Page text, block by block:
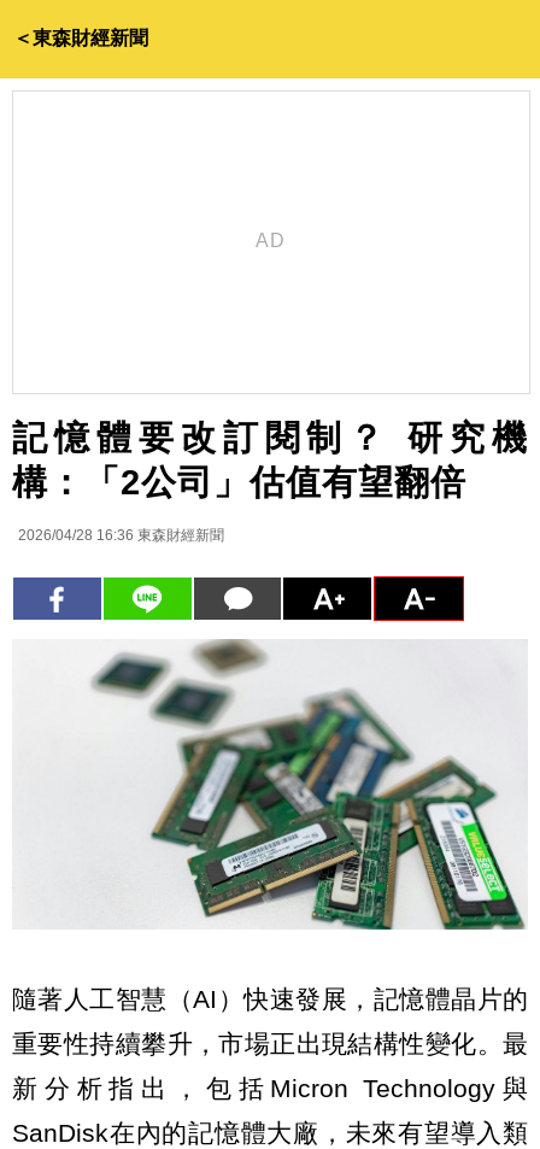
＜東森財經新聞
記憶體要改訂閱制？ 研究機
構：「2公司」估值有望翻倍
2026/04/28 16:36 東森財經新聞
隨著人工智慧（AI）快速發展，記憶體晶片的
重要性持續攀升，市場正出現結構性變化。最
新分析指出，包括Micron Technology與
SanDisk在內的記憶體大廠，未來有望導入類